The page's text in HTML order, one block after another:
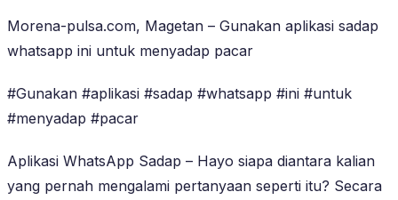
Morena-pulsa.com, Magetan – Gunakan aplikasi sadap
whatsapp ini untuk menyadap pacar
#Gunakan #aplikasi #sadap #whatsapp #ini #untuk
#menyadap #pacar
Aplikasi WhatsApp Sadap – Hayo siapa diantara kalian
yang pernah mengalami pertanyaan seperti itu? Secara